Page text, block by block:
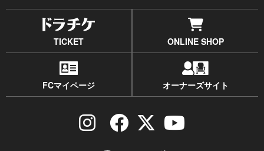
TICKET ONLINE SHOP
FCマイページ オーナーズサイト